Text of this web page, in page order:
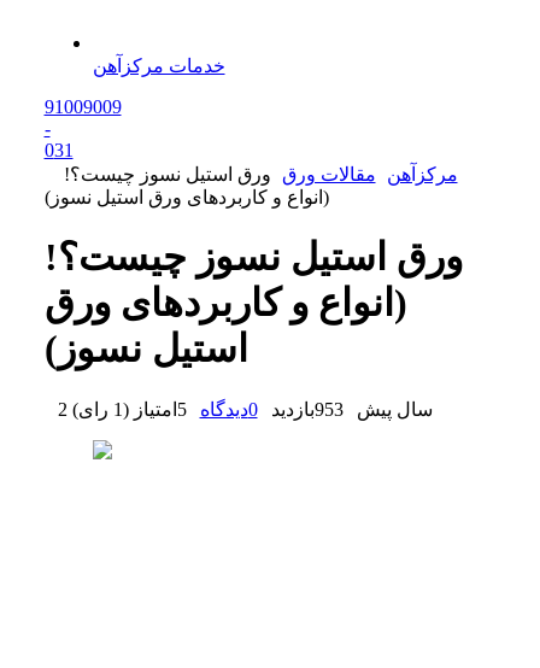
خدمات مرکزآهن
91009009
-
031
مرکزآهن
مقالات ورق
ورق استیل نسوز چیست؟!
(انواع و کاربردهای ورق استیل نسوز)
ورق استیل نسوز چیست؟!
(انواع و کاربردهای ورق
استیل نسوز)
2 سال پیش 953بازدید 0دیدگاه 5 امتیاز (1 رای )